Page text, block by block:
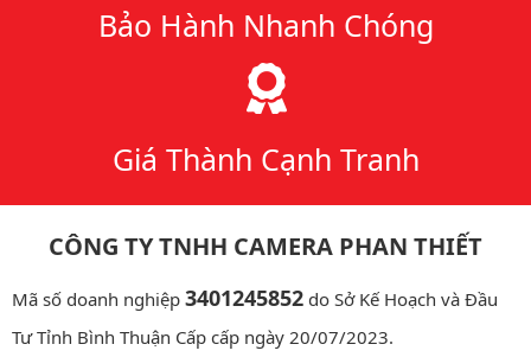
Bảo Hành Nhanh Chóng
Giá Thành Cạnh Tranh
CÔNG TY TNHH CAMERA PHAN THIẾT
Mã số doanh nghiệp 3401245852 do Sở Kế Hoạch và Đầu
Tư Tỉnh Bình Thuận Cấp cấp ngày 20/07/2023.